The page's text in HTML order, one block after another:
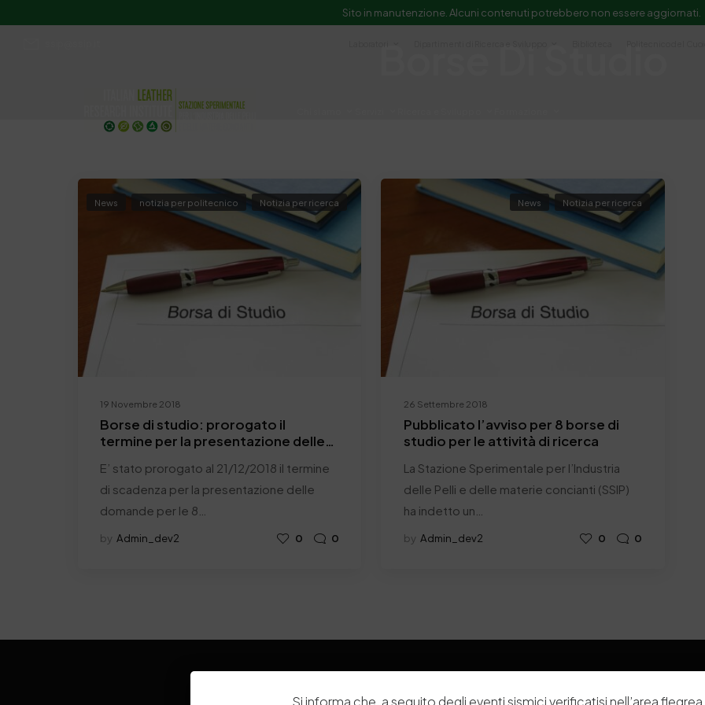
Sito in manutenzione. Alcuni contenuti potrebbero non essere aggiornati.
19 Novembre 2018
News notizia per politecnico Notizia per ricerca
Borse di studio: prorogato il
termine per la presentazione delle
E’ stato prorogato al 21/12/2018 il termine
di scadenza per la presentazione delle
domande per le 8…
by Admin_dev2 0 0
26 Settembre 2018
News Notizia per ricerca
Pubblicato l’avviso per 8 borse di
studio per le attività di ricerca
La Stazione Sperimentale per l’Industria
delle Pelli e delle materie concianti (SSIP)
ha indetto un…
by Admin_dev2 0 0
Si informa che, a seguito degli eventi sismici verificatisi nell’area flegrea